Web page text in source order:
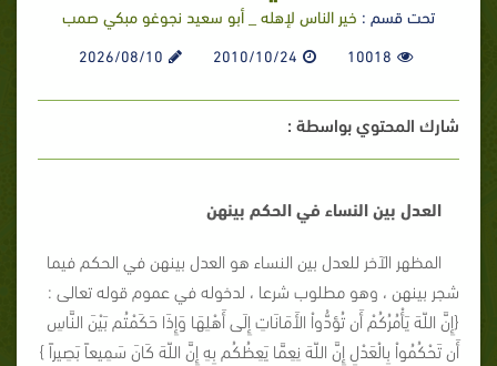
تحت قسم : خير الناس لإهله _ أبو سعيد نجوغو مبكي صمب
10018
2010/10/24
2026/08/10
شارك المحتوي بواسطة :
العدل بين النساء في الحكم بينهن
المظهر الآخر للعدل بين النساء هو العدل بينهن في الحكم فيما
شجر بينهن ، وهو مطلوب شرعا ، لدخوله في عموم قوله تعالى :
{إِنَّ اللّهَ يَأْمُرُكُمْ أَن تُؤدُّواْ الأَمَانَاتِ إِلَى أَهْلِهَا وَإِذَا حَكَمْتُم بَيْنَ النَّاسِ
أَن تَحْكُمُواْ بِالْعَدْلِ إِنَّ اللّهَ نِعِمَّا يَعِظُكُم بِهِ إِنَّ اللّهَ كَانَ سَمِيعاً بَصِيراً }